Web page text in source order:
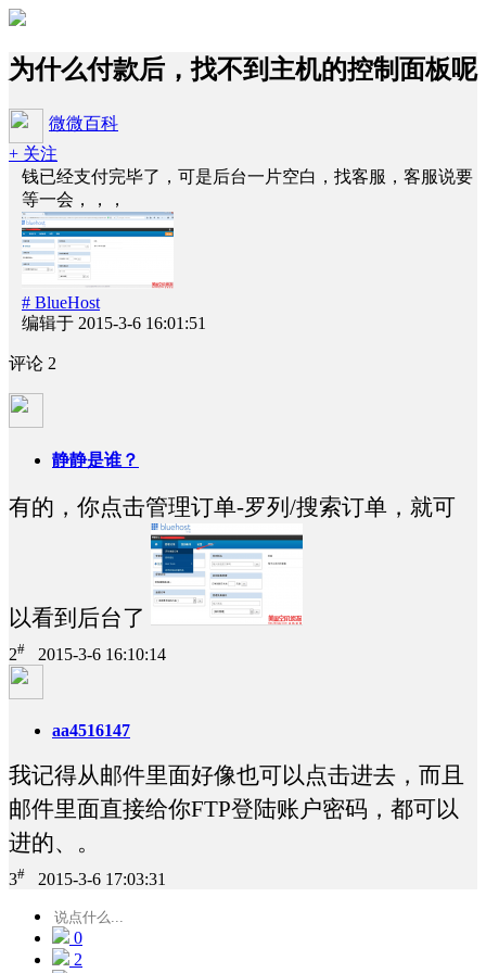
为什么付款后，找不到主机的控制面板呢
微微百科
+ 关注
钱已经支付完毕了，可是后台一片空白，找客服，客服说要
等一会，，，
# BlueHost
编辑于 2015-3-6 16:01:51
评论 2
静静是谁？
有的，你点击管理订单-罗列/搜索订单，就可
以看到后台了
2# 2015-3-6 16:10:14
aa4516147
我记得从邮件里面好像也可以点击进去，而且
邮件里面直接给你FTP登陆账户密码，都可以
进的、。
3# 2015-3-6 17:03:31
0
2